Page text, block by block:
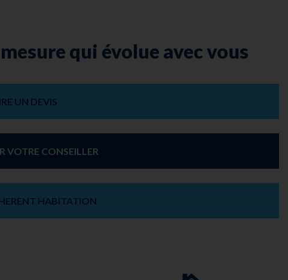
qui évolue avec vous
UN DEVIS
VOTRE CONSEILLER
HABITATION